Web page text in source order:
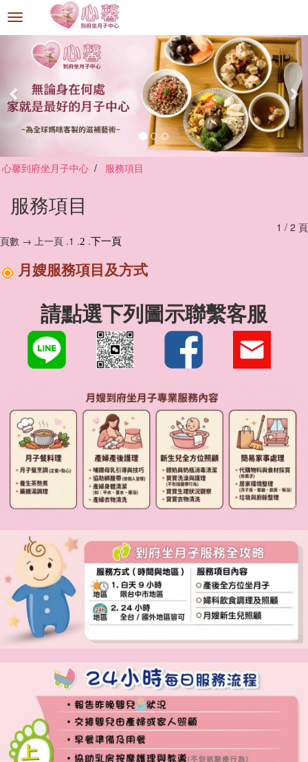
選
單
心馨到府坐月子中心 服務項目
服務項目
1 / 2 頁
頁數 → 上一頁 .1 .2 .下一頁
月嫂服務項目及方式
請點選下列圖示聯繫客服